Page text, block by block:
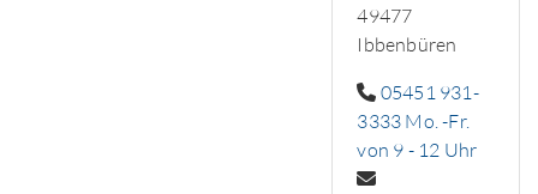
49477
Ibbenbüren
05451 931-
3333 Mo. -Fr.
von 9 - 12 Uhr